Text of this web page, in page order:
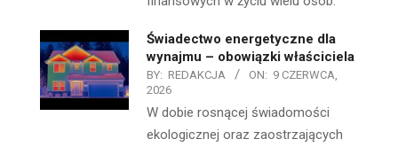
Świadectwo energetyczne dla
wynajmu – obowiązki właściciela
BY: REDAKCJA ON: 9 CZERWCA,
2026
W dobie rosnącej świadomości
ekologicznej oraz zaostrzających